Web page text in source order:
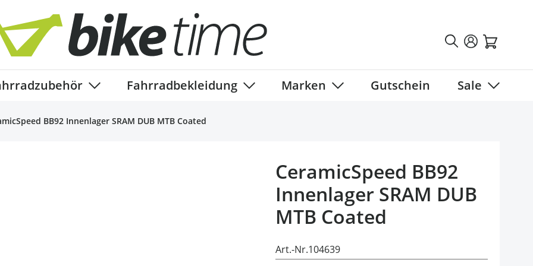
Show submenu for Fahrradzubehör category
Fahrradbekleidung Marken Gutschein Sale
BB92 Innenlager SRAM DUB MTB Coated
CeramicSpeed BB92
Innenlager SRAM DUB
MTB Coated
Art.-Nr.104639